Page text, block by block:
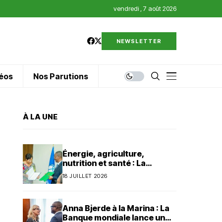
vendredi , 7 août 2026
NEWSLETTER
Nos Parutions
À LA UNE
Énergie, agriculture,
nutrition et santé : La
Banque mondiale injecte 320
18 JUILLET 2026
Anna Bjerde à la Marina : La
Banque mondiale lance un